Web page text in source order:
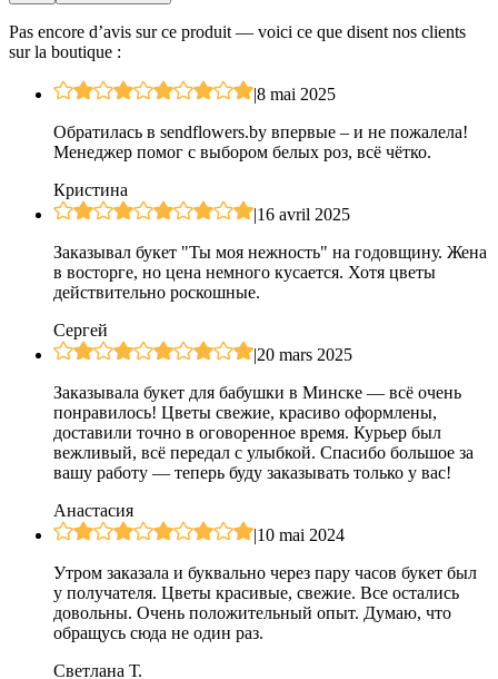
Pas encore d’avis sur ce produit — voici ce que disent nos clients
sur la boutique :
|8 mai 2025
Обратилась в sendflowers.by впервые – и не пожалела!
Менеджер помог с выбором белых роз, всё чётко.
Кристина
|16 avril 2025
Заказывал букет "Ты моя нежность" на годовщину. Жена
в восторге, но цена немного кусается. Хотя цветы
действительно роскошные.
Сергей
|20 mars 2025
Заказывала букет для бабушки в Минске — всё очень
понравилось! Цветы свежие, красиво оформлены,
доставили точно в оговоренное время. Курьер был
вежливый, всё передал с улыбкой. Спасибо большое за
вашу работу — теперь буду заказывать только у вас!
Анастасия
|10 mai 2024
Утром заказала и буквально через пару часов букет был
у получателя. Цветы красивые, свежие. Все остались
довольны. Очень положительный опыт. Думаю, что
обращусь сюда не один раз.
Светлана Т.